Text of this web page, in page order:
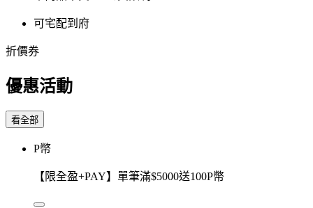
可宅配到府
折價券
優惠活動
看全部
P幣
【限全盈+PAY】單筆滿$5000送100P幣